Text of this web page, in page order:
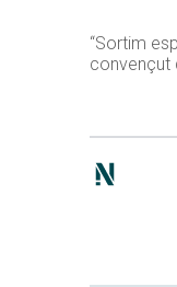
“Sortim
convençut